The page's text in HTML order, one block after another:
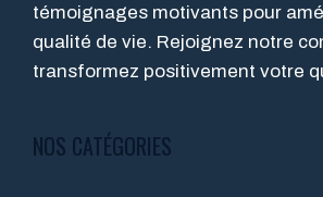
témoignages motivants pour
qualité de vie. Rejoignez notre
transformez positivement votre
NOS CATÉGORIES